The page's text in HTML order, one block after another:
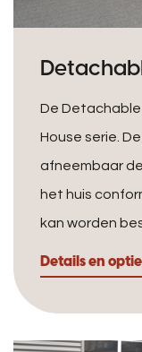
De Detachable
House serie.
afneembaar
het huis
kan worden
Details en